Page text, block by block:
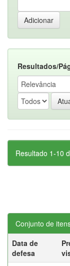
Resultados/
Resultado 1-10
Conjunto de
Data de
defesa